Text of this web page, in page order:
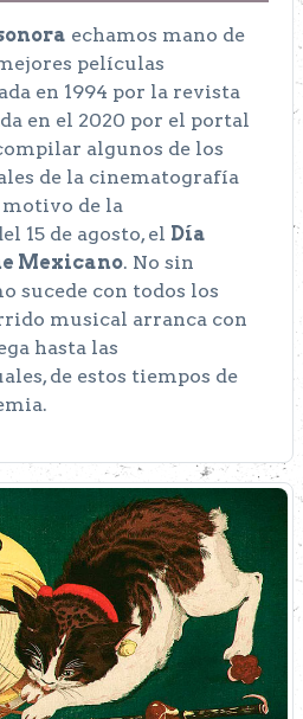
echamos mano de
películas
en 1994 por la revista
en el 2020 por el portal
algunos de los
de la cinematografía
motivo de la
15 de agosto, el Día
Mexicano. No sin
sucede con todos los
musical arranca con
hasta las
de estos tiempos de